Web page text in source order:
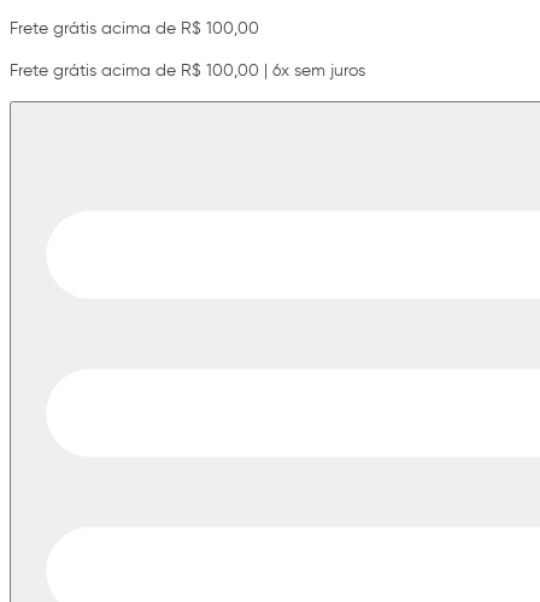
Frete grátis acima de R$ 100,00
Frete grátis acima de R$ 100,00 | 6x sem juros